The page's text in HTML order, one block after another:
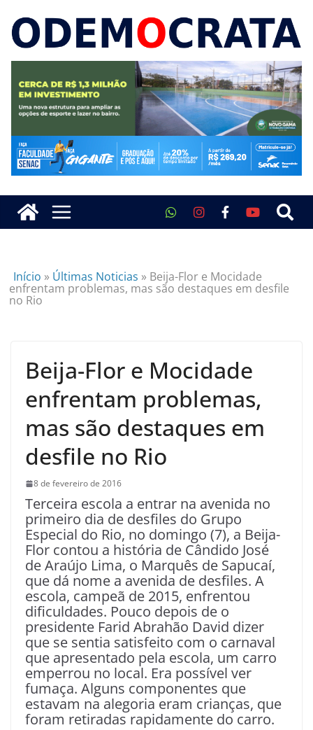
Início » Últimas Noticias » Beija-Flor e Mocidade
enfrentam problemas, mas são destaques em desfile
no Rio
Beija-Flor e Mocidade
enfrentam problemas,
mas são destaques em
desfile no Rio
8 de fevereiro de 2016
Terceira escola a entrar na avenida no
primeiro dia de desfiles do Grupo
Especial do Rio, no domingo (7), a Beija-
Flor contou a história de Cândido José
de Araújo Lima, o Marquês de Sapucaí,
que dá nome a avenida de desfiles. A
escola, campeã de 2015, enfrentou
dificuldades. Pouco depois de o
presidente Farid Abrahão David dizer
que se sentia satisfeito com o carnaval
que apresentado pela escola, um carro
emperrou no local. Era possível ver
fumaça. Alguns componentes que
estavam na alegoria eram crianças, que
foram retiradas rapidamente do carro.